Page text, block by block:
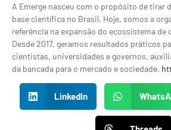
A Emerge nasceu com o propósito de tirar
base científica no Brasil. Hoje, somos a
referência na expansão do ecossistema de
Desde 2017, geramos resultados práticos
cientistas, universidades e governos,
da bancada para o mercado e sociedade.
LinkedIn